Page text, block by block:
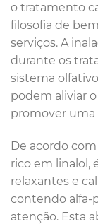
o tratamento
filosofia de
serviços. A
durante os
sistema
podem aliviar
promover uma
De acordo
rico em linalol,
relaxantes e
contendo alfa-
atenção. Esta